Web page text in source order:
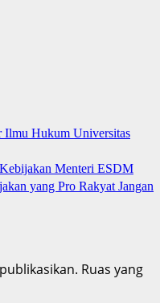
Ilmu Hukum Universitas
Menteri ESDM
yang Pro Rakyat Jangan
Ruas yang